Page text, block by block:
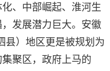
、中部崛起、淮河生
发展潜力巨大。安徽
县）地区更是被规划为
聚区，政府上马的